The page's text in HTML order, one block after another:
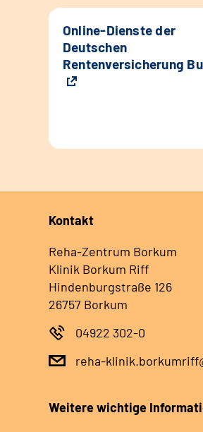
Online-Dienste der
Deutschen
Rentenversicherung
Kontakt
Reha-Zentrum Borkum
Klinik Borkum Riff
Hindenburgstraße 126
26757 Borkum
04922 302-0
reha-
Weitere wichtige